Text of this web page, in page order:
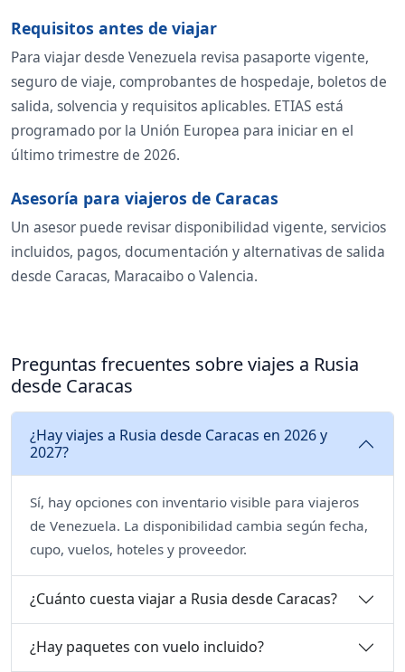
Requisitos antes de viajar
Para viajar desde Venezuela revisa pasaporte vigente,
seguro de viaje, comprobantes de hospedaje, boletos de
salida, solvencia y requisitos aplicables. ETIAS está
programado por la Unión Europea para iniciar en el
último trimestre de 2026.
Asesoría para viajeros de Caracas
Un asesor puede revisar disponibilidad vigente, servicios
incluidos, pagos, documentación y alternativas de salida
desde Caracas, Maracaibo o Valencia.
Preguntas frecuentes sobre viajes a Rusia
desde Caracas
¿Hay viajes a Rusia desde Caracas en 2026 y
2027?
Sí, hay opciones con inventario visible para viajeros
de Venezuela. La disponibilidad cambia según fecha,
cupo, vuelos, hoteles y proveedor.
¿Cuánto cuesta viajar a Rusia desde Caracas?
¿Hay paquetes con vuelo incluido?